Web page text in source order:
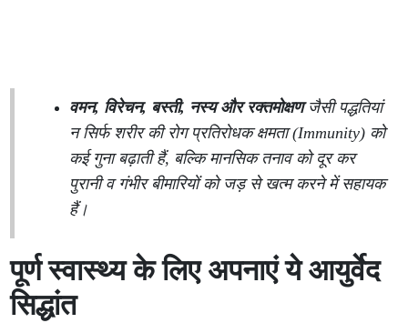
वमन, विरेचन, बस्ती, नस्य और रक्तमोक्षणजैसी पद्धतियां
न सिर्फ शरीर की रोग प्रतिरोधक क्षमता (Immunity) को
कई गुना बढ़ाती हैं, बल्कि मानसिक तनाव को दूर कर
पुरानी व गंभीर बीमारियों को जड़ से खत्म करने में सहायक
हैं।
पूर्ण स्वास्थ्य के लिए अपनाएं ये आयुर्वेद
सिद्धांत